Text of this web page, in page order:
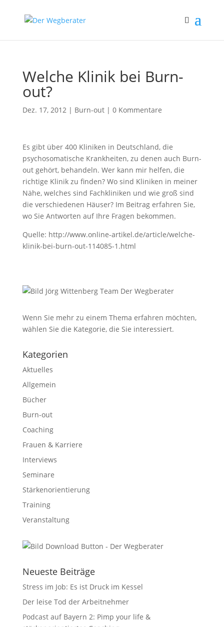
Welche Klinik bei Burn-
out?
Dez. 17, 2012| Burn-out| 0 Kommentare
Es gibt über 400 Kliniken in Deutschland, die
psychosomatische Krankheiten, zu denen auch Burn-
out gehört, behandeln. Wer kann mir helfen, die
richtige Klinik zu finden? Wo sind Kliniken in meiner
Nähe, welches sind Fachkliniken und wie groß sind
die verschiedenen Häuser? Im Beitrag erfahren Sie,
wo Sie Antworten auf Ihre Fragen bekommen.
Quelle: http://www.online-artikel.de/article/welche-
klinik-bei-burn-out-114085-1.html
Wenn Sie mehr zu einem Thema erfahren möchten,
wählen Sie die Kategorie, die Sie interessiert.
Kategorien
Aktuelles
Allgemein
Bücher
Burn-out
Coaching
Frauen & Karriere
Interviews
Seminare
Stärkenorientierung
Training
Veranstaltung
Neueste Beiträge
Stress im Job: Es ist Druck im Kessel
Der leise Tod der Arbeitnehmer
Podcast auf Bayern 2: Pimp your life &